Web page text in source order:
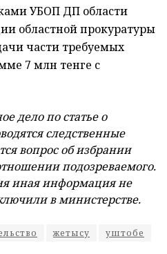
УБОП ДП области
областной прокуратуры
части требуемых
7 млн тенге с
дело по статье о
следственные
вопрос об избрании
подозреваемого.
иная информация не
в министерстве.
жетысу уштобе